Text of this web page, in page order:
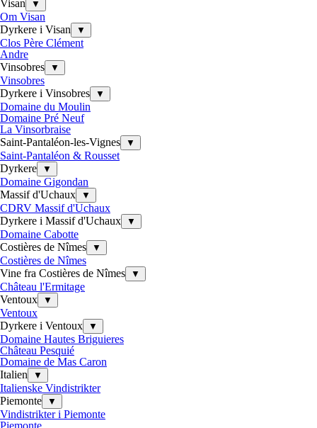
Visan ▼
Om Visan
Dyrkere i Visan
▼
Clos Père Clément
Andre
Vinsobres
▼
Vinsobres
Dyrkere i Vinsobres
▼
Domaine du Moulin
Domaine Pré Neuf
La Vinsorbraise
Saint-Pantaléon-les-Vignes
▼
Saint-Pantaléon & Rousset
Dyrkere
▼
Domaine Gigondan
Massif d'Uchaux
▼
CDRV Massif d'Uchaux
Dyrkere i Massif d'Uchaux
▼
Domaine Cabotte
Costières de Nîmes
▼
Costières de Nîmes
Vine fra Costières de Nîmes
▼
Château l'Ermitage
Ventoux
▼
Ventoux
Dyrkere i Ventoux
▼
Domaine Hautes Briguieres
Château Pesquié
Domaine de Mas Caron
Italien
▼
Italienske Vindistrikter
Piemonte
▼
Vindistrikter i Piemonte
Piemonte